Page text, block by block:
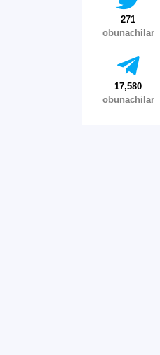
271
obunachilar
17,580
obunachilar